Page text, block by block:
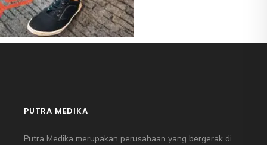
PUTRA MEDIKA
Putra Medika merupakan perusahaan yang bergerak di